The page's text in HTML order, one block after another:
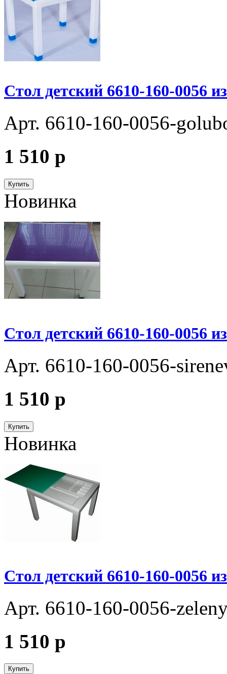
Стол детский 6610-160-0056
Арт. 6610-160-0056-
1 510 p
Купить
Новинка
Стол детский 6610-160-0056
Арт. 6610-160-0056-
1 510 p
Купить
Новинка
Стол детский 6610-160-0056
Арт. 6610-160-0056-
1 510 p
Купить